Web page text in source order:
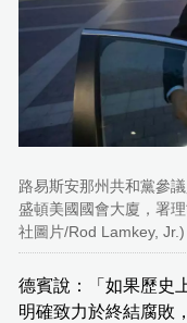
路易斯安那州共和黨參
盛頓美國國會大廈，署
社圖片/Rod Lamkey,
德賓說：「如果歷史
明確致力於終結腐敗